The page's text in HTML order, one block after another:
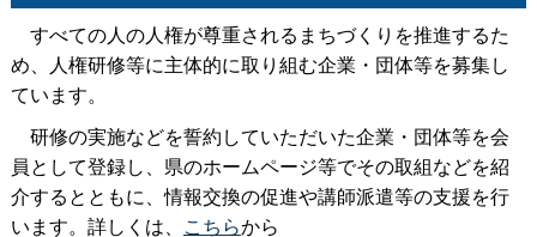
すべての人の人権が尊重されるまちづくりを推進するた
め、人権研修等に主体的に取り組む企業・団体等を募集し
ています。
研修の実施などを誓約していただいた企業・団体等を会
員として登録し、県のホームページ等でその取組などを紹
介するとともに、情報交換の促進や講師派遣等の支援を行
います。詳しくは、 こちらから